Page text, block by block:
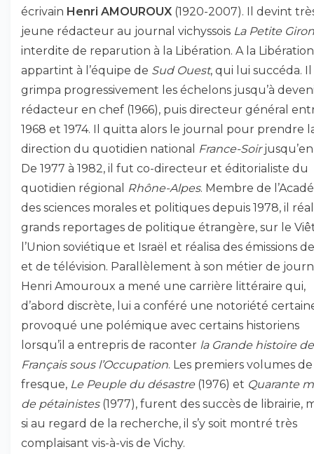
écrivain Henri AMOUROUX (1920-2007). Il devint
jeune rédacteur au journal vichyssois La Petite
interdite de reparution à la Libération. A la
appartint à l’équipe de Sud Ouest, qui lui succéda. Il
grimpa progressivement les échelons jusqu’à
rédacteur en chef (1966), puis directeur général
1968 et 1974. Il quitta alors le journal pour prendre
direction du quotidien national
France-Soirjusqu’en
De 1977 à 1982, il fut co-directeur et éditorialiste du
quotidien régional
Rhône-Alpes. Membre de
des sciences morales et politiques depuis 1978, il
grands reportages de politique étrangère, sur le
l’Union soviétique et Israël et réalisa des émissions
et de télévision. Parallèlement à son métier de
Henri Amouroux a mené une carrière littéraire qui,
d’abord discrète, lui a conféré une notoriété
provoqué une polémique avec certains historiens
lorsqu’il a entrepris de raconter la Grande histoire
Français sous l’Occupation. Les premiers volumes
fresque, Le Peuple du désastre (1976) et Quarante
de pétainistes(1977), furent des succès de librairie,
si au regard de la recherche, il s’y soit montré très
complaisant vis-à-vis de Vichy.